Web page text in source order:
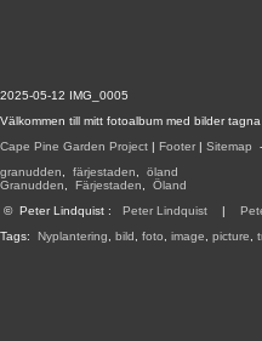
2025-05-12 IMG_0005
Välkommen till mitt fotoalbum med bilder tagna
Cape Pine Garden Project | Footer | Sitemap -
granudden
färjestaden
öland
Granudden
Färjestaden
Öland
© Peter Lindquist : Peter Lindquist |
Tags: Nyplantering bild foto image picture